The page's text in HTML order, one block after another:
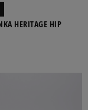
HERITAGE HIP